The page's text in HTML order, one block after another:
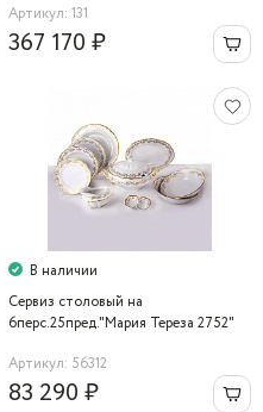
Артикул: 131
367 170 ₽
В наличии
Сервиз столовый на
6перс.25пред."Мария Тереза 2752"
Артикул: 56312
83 290 ₽